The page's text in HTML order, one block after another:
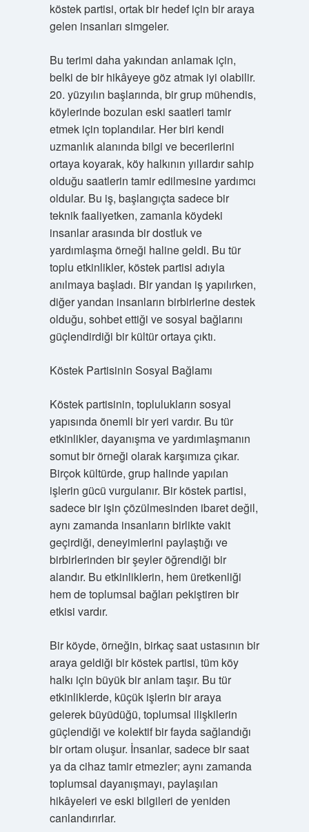
köstek partisi, ortak bir hedef için bir araya
gelen insanları simgeler.
Bu terimi daha yakından anlamak için,
belki de bir hikâyeye göz atmak iyi olabilir.
20. yüzyılın başlarında, bir grup mühendis,
köylerinde bozulan eski saatleri tamir
etmek için toplandılar. Her biri kendi
uzmanlık alanında bilgi ve becerilerini
ortaya koyarak, köy halkının yıllardır sahip
olduğu saatlerin tamir edilmesine yardımcı
oldular. Bu iş, başlangıçta sadece bir
teknik faaliyetken, zamanla köydeki
insanlar arasında bir dostluk ve
yardımlaşma örneği haline geldi. Bu tür
toplu etkinlikler, köstek partisi adıyla
anılmaya başladı. Bir yandan iş yapılırken,
diğer yandan insanların birbirlerine destek
olduğu, sohbet ettiği ve sosyal bağlarını
güçlendirdiği bir kültür ortaya çıktı.
Köstek Partisinin Sosyal Bağlamı
Köstek partisinin, toplulukların sosyal
yapısında önemli bir yeri vardır. Bu tür
etkinlikler, dayanışma ve yardımlaşmanın
somut bir örneği olarak karşımıza çıkar.
Birçok kültürde, grup halinde yapılan
işlerin gücü vurgulanır. Bir köstek partisi,
sadece bir işin çözülmesinden ibaret değil,
aynı zamanda insanların birlikte vakit
geçirdiği, deneyimlerini paylaştığı ve
birbirlerinden bir şeyler öğrendiği bir
alandır. Bu etkinliklerin, hem üretkenliği
hem de toplumsal bağları pekiştiren bir
etkisi vardır.
Bir köyde, örneğin, birkaç saat ustasının bir
araya geldiği bir köstek partisi, tüm köy
halkı için büyük bir anlam taşır. Bu tür
etkinliklerde, küçük işlerin bir araya
gelerek büyüdüğü, toplumsal ilişkilerin
güçlendiği ve kolektif bir fayda sağlandığı
bir ortam oluşur. İnsanlar, sadece bir saat
ya da cihaz tamir etmezler; aynı zamanda
toplumsal dayanışmayı, paylaşılan
hikâyeleri ve eski bilgileri de yeniden
canlandırırlar.